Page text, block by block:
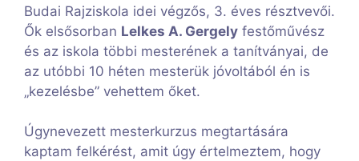
Budai Rajziskola idei végzős, 3. éves résztvevői.
Ők elsősorban Lelkes A. Gergely festőművész
és az iskola többi mesterének a tanítványai, de
az utóbbi 10 héten mesterük jóvoltából én is
„kezelésbe” vehettem őket.
Úgynevezett mesterkurzus megtartására
kaptam felkérést, amit úgy értelmeztem, hogy